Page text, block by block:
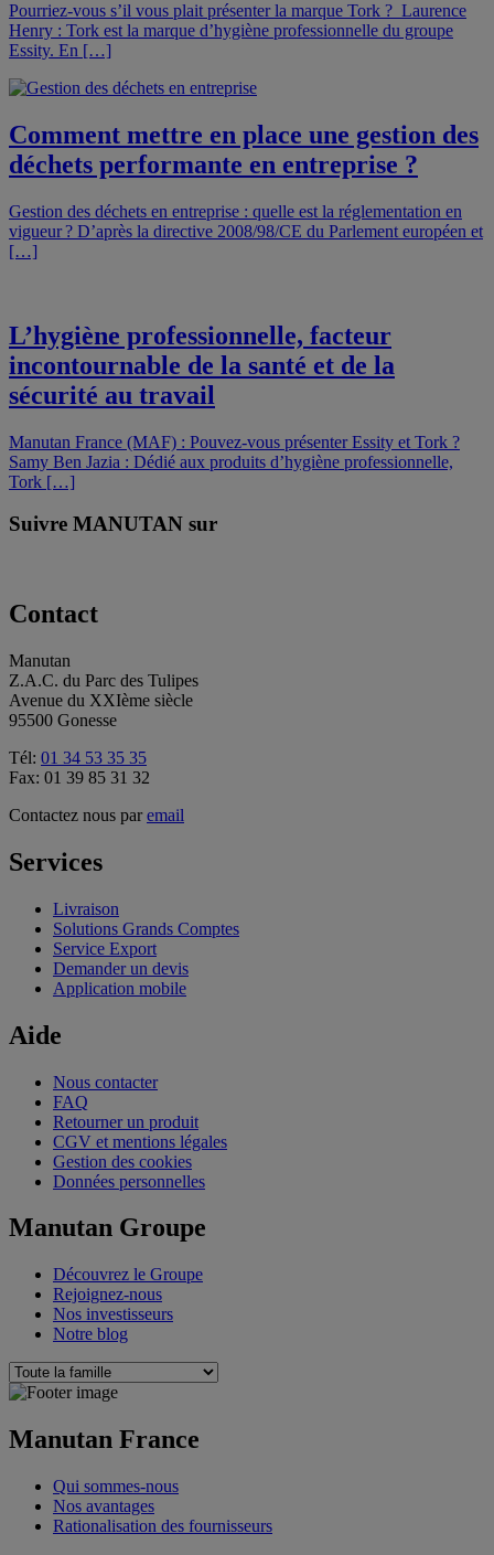
Pourriez-vous s’il vous plait présenter la marque Tork ? Laurence
Henry : Tork est la marque d’hygiène professionnelle du groupe
Essity. En […]
Comment mettre en place une gestion des
déchets performante en entreprise ?
Gestion des déchets en entreprise : quelle est la réglementation en
vigueur ? D’après la directive 2008/98/CE du Parlement européen et
[…]
L’hygiène professionnelle, facteur
incontournable de la santé et de la
sécurité au travail
Manutan France (MAF) : Pouvez-vous présenter Essity et Tork ?
Samy Ben Jazia : Dédié aux produits d’hygiène professionnelle,
Tork […]
Suivre MANUTAN sur
Contact
Manutan
Z.A.C. du Parc des Tulipes
Avenue du XXIème siècle
95500 Gonesse
Tél: 01 34 53 35 35
Fax: 01 39 85 31 32
Contactez nous paremail
Services
Livraison
Solutions Grands Comptes
Service Export
Demander un devis
Application mobile
Aide
Nous contacter
FAQ
Retourner un produit
CGV et mentions légales
Gestion des cookies
Données personnelles
Manutan Groupe
Découvrez le Groupe
Rejoignez-nous
Nos investisseurs
Notre blog
Manutan France
Qui sommes-nous
Nos avantages
Rationalisation des fournisseurs